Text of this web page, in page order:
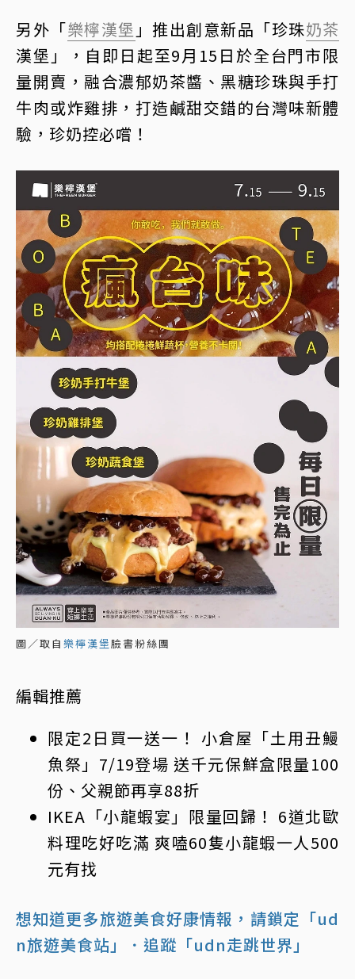
另外「樂檸漢堡 」推出創意新品「珍珠奶茶
漢堡」，自即日起至9月15日於全台門市限
量開賣，融合濃郁奶茶醬、黑糖珍珠與手打
牛肉或炸雞排，打造鹹甜交錯的台灣味新體
驗，珍奶控必嚐！
圖／取自 樂檸漢堡臉書粉絲團
編輯推薦
限定2日買一送一！ 小倉屋「土用丑鰻
魚祭」7/19登場 送千元保鮮盒限量100
份、父親節再享88折
IKEA「小龍蝦宴」限量回歸！ 6道北歐
料理吃好吃滿 爽嗑60隻小龍蝦一人500
元有找
想知道更多旅遊美食好康情報，請鎖定「ud
n旅遊美食站」
．追蹤「udn走跳世界」